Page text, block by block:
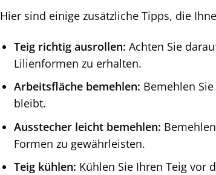
Hier sind einige zusätzliche Tipps, die
Teig richtig ausrollen: Achten Sie
Lilienformen zu erhalten.
Arbeitsfläche bemehlen: Bemehlen
bleibt.
Ausstecher leicht bemehlen:
Formen zu gewährleisten.
Teig kühlen: Kühlen Sie Ihren Teig vor